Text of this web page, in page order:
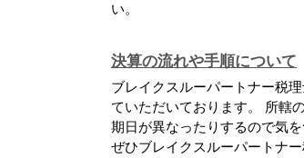
い。
決算の流れや手順について
ブレイクスルーパートナー税
ていただいております。 所轄
期日が異なったりするので気
ぜひブレイクスルーパートナ